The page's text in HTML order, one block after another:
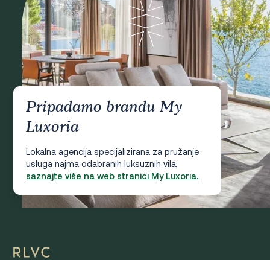
Pripadamo brandu My
Luxoria
Lokalna agencija specijalizirana za pružanje
usluga najma odabranih luksuznih vila,
saznajte više na web stranici My Luxoria.